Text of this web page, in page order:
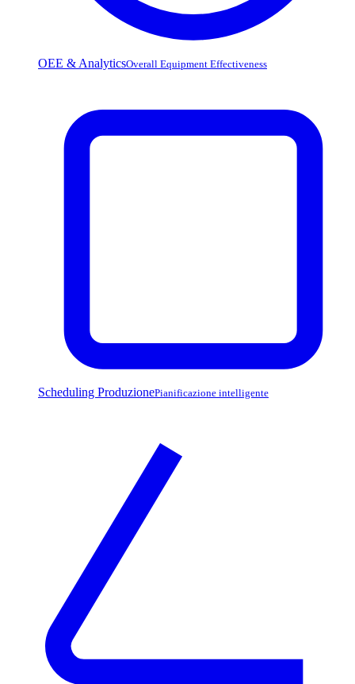
OEE & AnalyticsOverall Equipment Effectiveness
Scheduling ProduzionePianificazione intelligente